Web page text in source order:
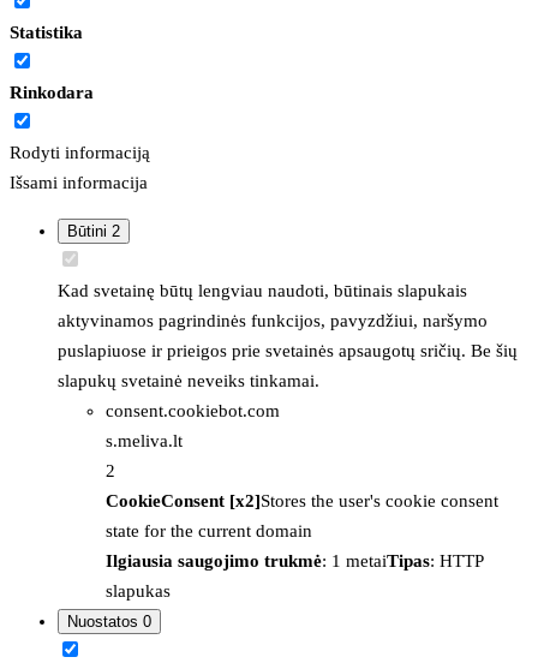
Statistika
Rinkodara
Rodyti informaciją
Išsami informacija
Būtini 2
Kad svetainę būtų lengviau naudoti, būtinais slapukais
aktyvinamos pagrindinės funkcijos, pavyzdžiui, naršymo
puslapiuose ir prieigos prie svetainės apsaugotų sričių. Be šių
slapukų svetainė neveiks tinkamai.
consent.cookiebot.com
s.meliva.lt
2
CookieConsent [x2]Stores the user's cookie consent
state for the current domain
Ilgiausia saugojimo trukmė: 1 metaiTipas: HTTP
slapukas
Nuostatos 0